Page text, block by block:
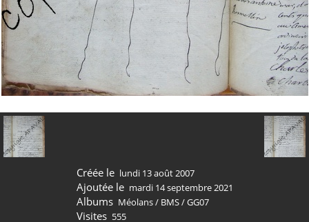
Créée le lundi 13 août 2007
Ajoutée le mardi 14 septembre 2021
Albums Méolans/ BMS/GG07
Visites 555